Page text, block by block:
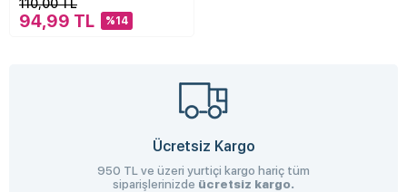
110,00 TL
94,99 TL %14
Ücretsiz Kargo
950 TL ve üzeri yurtiçi kargo hariç tüm
siparişlerinizde ücretsiz kargo.